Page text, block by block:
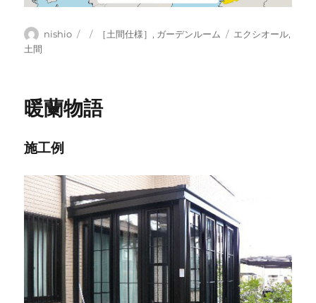
投
nishio
投
カ［土間仕様］ , ガーデンルーム
タ
エクシオール,
土間
暖蘭物語
施工例